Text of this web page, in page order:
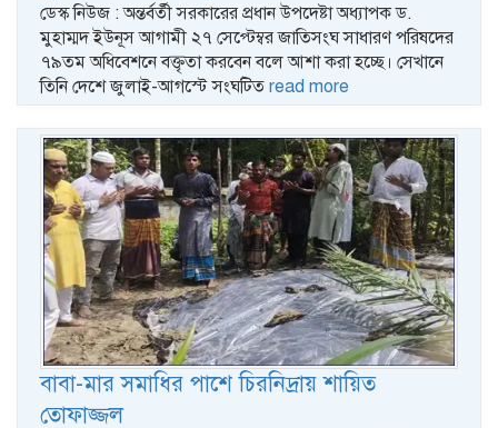
ডেস্ক নিউজ : অন্তর্বর্তী সরকারের প্রধান উপদেষ্টা অধ্যাপক ড.
মুহাম্মদ ইউনূস আগামী ২৭ সেপ্টেম্বর জাতিসংঘ সাধারণ পরিষদের
৭৯তম অধিবেশনে বক্তৃতা করবেন বলে আশা করা হচ্ছে। সেখানে
তিনি দেশে জুলাই-আগস্টে সংঘটিত read more
বাবা-মার সমাধির পাশে চিরনিদ্রায় শায়িত
তোফাজ্জল